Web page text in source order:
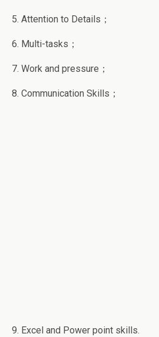
5. Attention to Details；
6. Multi-tasks；
7. Work and pressure；
8. Communication Skills；
9. Excel and Power point skills.